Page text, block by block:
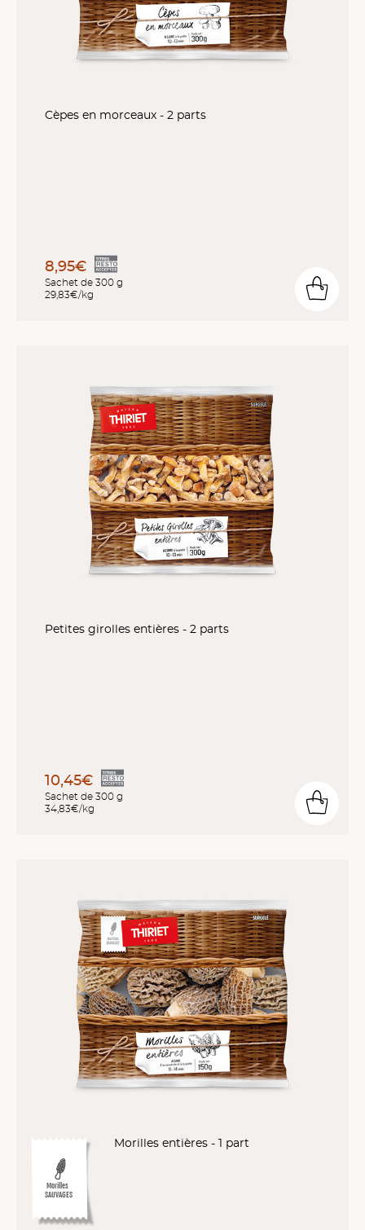
Cèpes en morceaux - 2 parts
8,95€
Sachet de 300 g
29,83€/kg
Petites girolles entières - 2 parts
10,45€
Sachet de 300 g
34,83€/kg
Morilles
SAUVAGES
Morilles entières - 1 part